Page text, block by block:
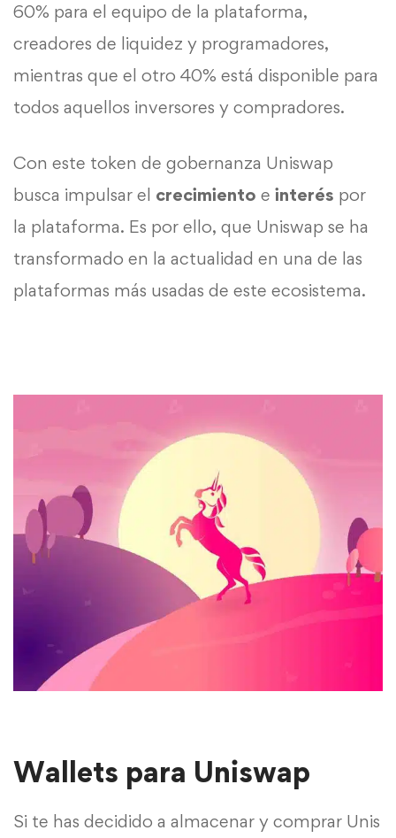
60% para el equipo de la plataforma,
creadores de liquidez y programadores,
mientras que el otro 40% está disponible para
todos aquellos inversores y compradores.
Con este token de gobernanza Uniswap
busca impulsar el crecimiento e interés por
la plataforma. Es por ello, que Uniswap se ha
transformado en la actualidad en una de las
plataformas más usadas de este ecosistema.
Wallets para Uniswap
Si te has decidido a almacenar y comprar Unis